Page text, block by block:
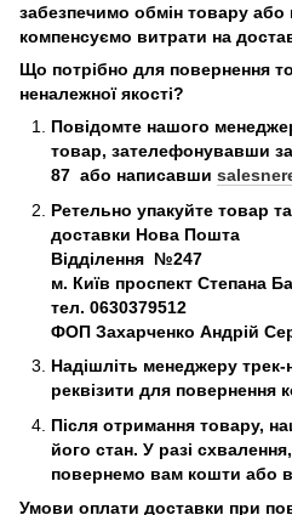
забезпечимо обмін товару або
компенсуємо витрати на
Що потрібно для повернення
неналежної якості?
Повідомте нашого
товар, зателефонувавши
87 або написавши
Ретельно упакуйте товар
доставки Нова Пошта
Відділення №247
м. Київ проспект Степана
тел. 0630379512
ФОП Захарченко Андрій
Надішліть менеджеру
реквізити для повернення
Після отримання товару,
його стан. У разі
повернемо вам кошти або
Умови оплати доставки при